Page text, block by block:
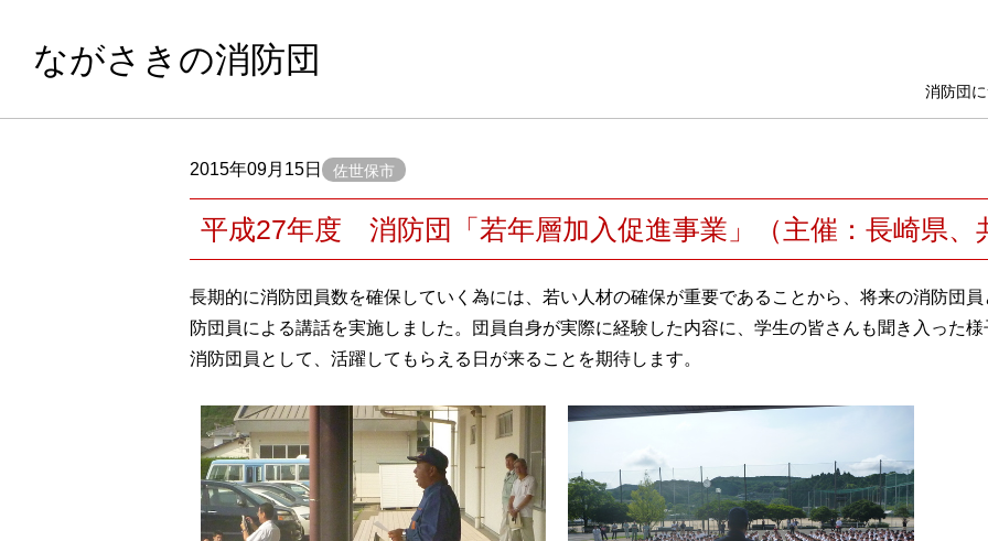
ながさきの消防団
消防団
2015年09月15日 佐世保市
平成27年度 消防団「若年層加入促進事業」（主催：長崎県、
長期的に消防団員数を確保していく為には、若い人材の確保が重要であることから、将来の消防団
防団員による講話を実施しました。団員自身が実際に経験した内容に、学生の皆さんも聞き入った
消防団員として、活躍してもらえる日が来ることを期待します。